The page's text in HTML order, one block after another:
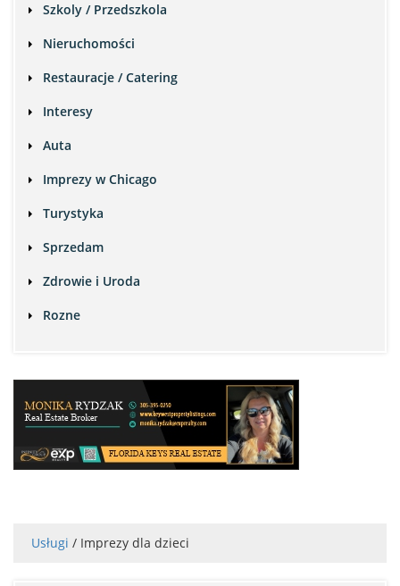
Szkoly / Przedszkola
Nieruchomości
Restauracje / Catering
Interesy
Auta
Imprezy w Chicago
Turystyka
Sprzedam
Zdrowie i Uroda
Rozne
Usługi / Imprezy dla dzieci